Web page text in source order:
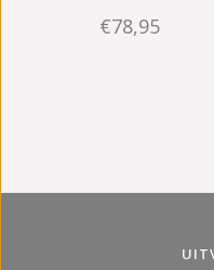
keramiek
€78,95